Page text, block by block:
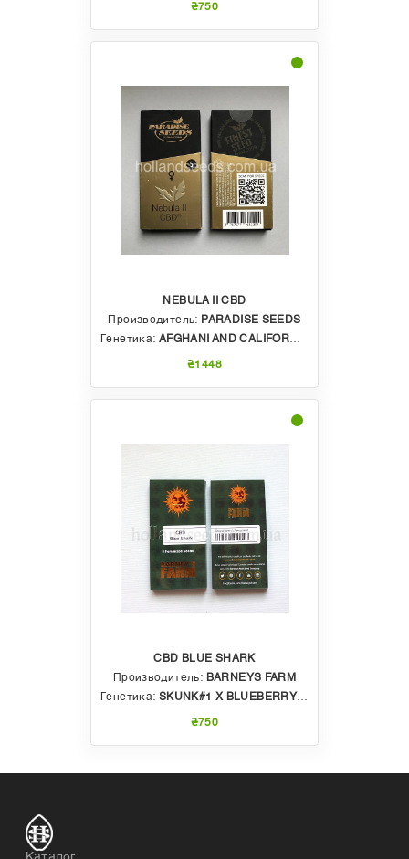
₴750
NEBULA II CBD
Производитель: PARADISE SEEDS
Генетика: AFGHANI AND CALIFORNIAN
₴1448
CBD BLUE SHARK
Производитель: BARNEYS FARM
Генетика: SKUNK#1 X BLUEBERRY X SHARK SHOCK X CBD ОБОГАЩЕННАЯ САТИВА
₴750